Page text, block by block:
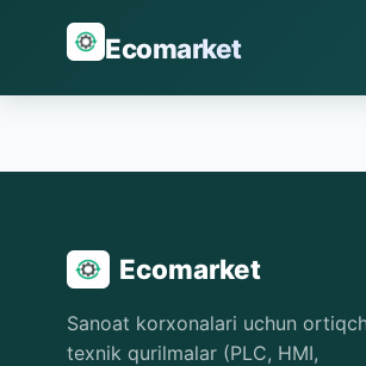
Ecomarket
Ecomarket
Sanoat korxonalari uchun
texnik qurilmalar (PLC, HMI,